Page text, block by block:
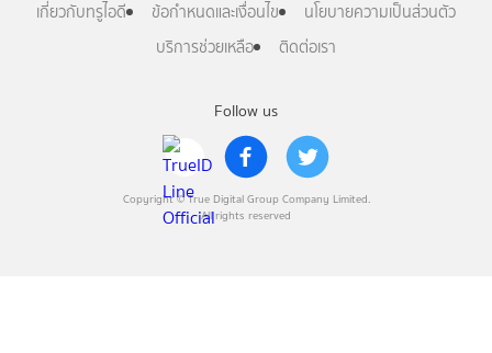
Follow us
Copyright © True Digital Group Company Limited.
All rights reserved
เกี่ยวกับทรูไอดี ข้อกำหนดและเงื่อนไข
นโยบายความเป็นส่วนตัว
บริการช่วยเหลือ
ติดต่อเรา